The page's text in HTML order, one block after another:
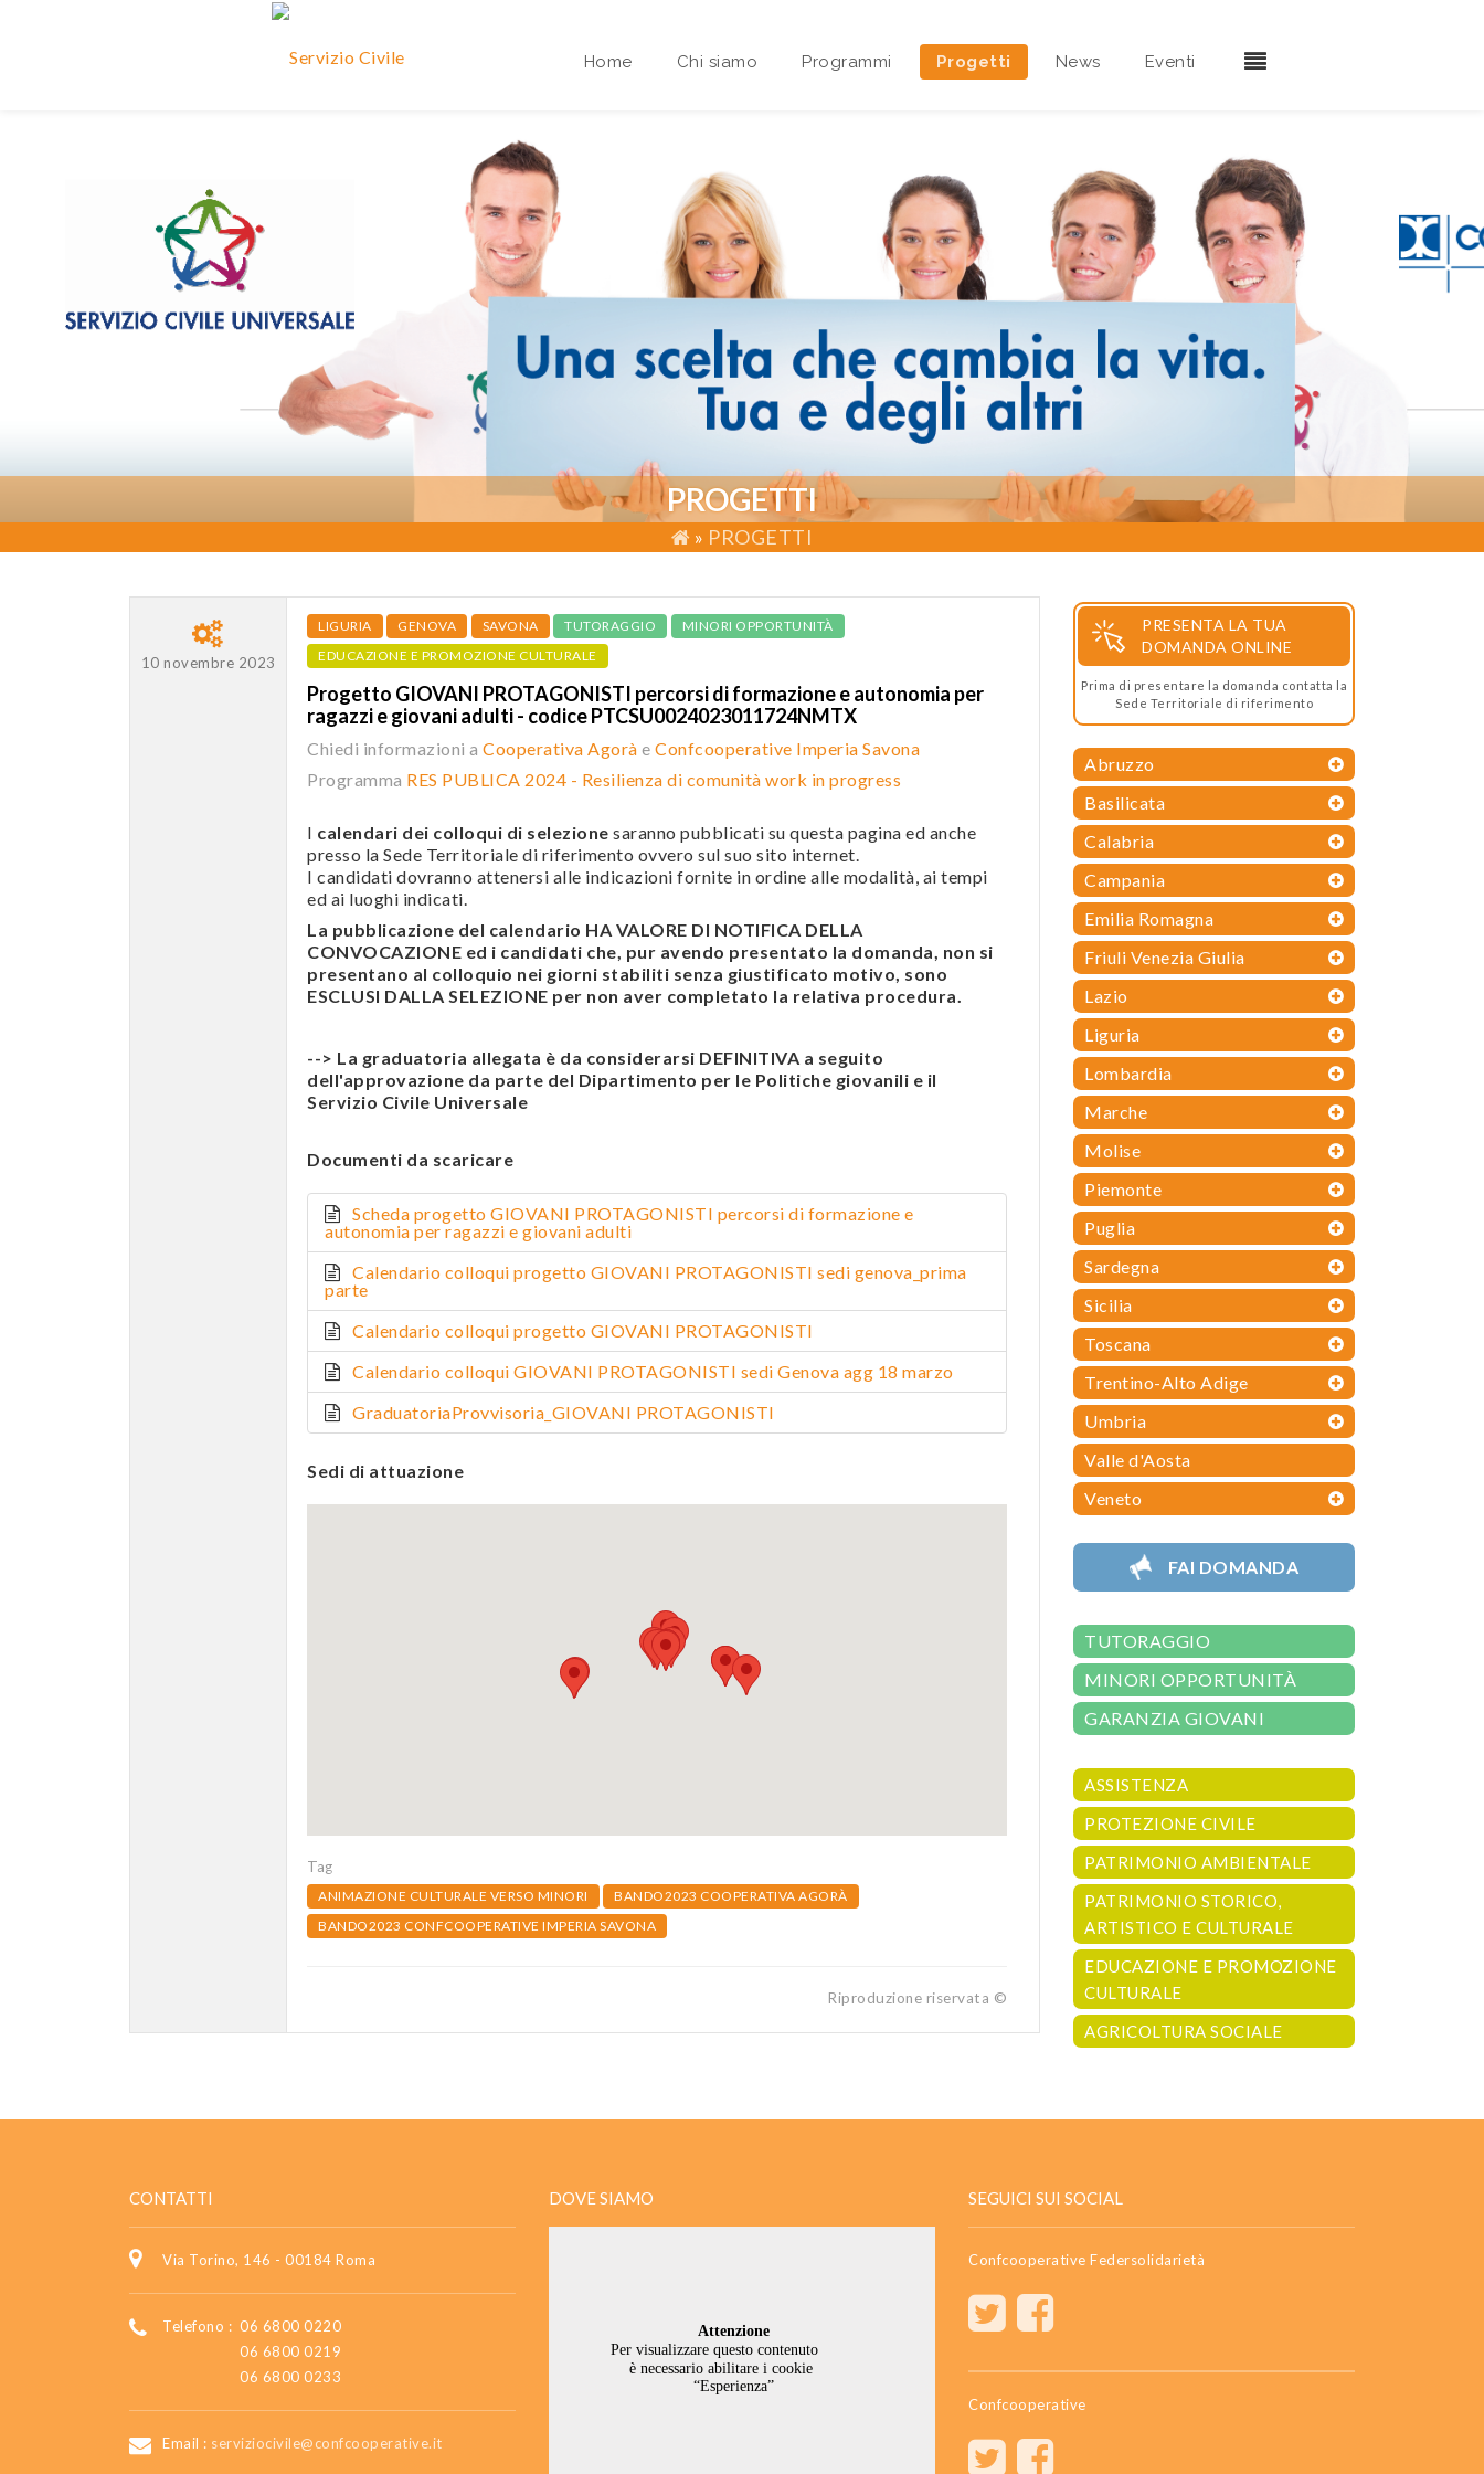
Home Chi siamo
Area riservata Sedi Territoriali
Programmi Progetti News Eventi
PROGETTI
» PROGETTI
10 novembre 2023
LIGURIA GENOVA SAVONA TUTORAGGIO
MINORI OPPORTUNITÀ
EDUCAZIONE E PROMOZIONE CULTURALE
Progetto GIOVANI PROTAGONISTI percorsi di formazione e autonomia per
ragazzi e giovani adulti - codice PTCSU0024023011724NMTX
Chiedi informazioni a Cooperativa Agorà e Confcooperative Imperia Savona
Programma RES PUBLICA 2024 - Resilienza di comunità work in progress
I calendari dei colloqui di selezione saranno pubblicati su questa pagina ed anche
presso la Sede Territoriale di riferimento ovvero sul suo sito internet.
I candidati dovranno attenersi alle indicazioni fornite in ordine alle modalità, ai tempi
ed ai luoghi indicati.
La pubblicazione del calendario HA VALORE DI NOTIFICA DELLA
CONVOCAZIONE ed i candidati che, pur avendo presentato la domanda, non si
presentano al colloquio nei giorni stabiliti senza giustificato motivo, sono
ESCLUSI DALLA SELEZIONE per non aver completato la relativa procedura.
--> La graduatoria allegata è da considerarsi DEFINITIVA a seguito
dell'approvazione da parte del Dipartimento per le Politiche giovanili e il
Servizio Civile Universale
Documenti da scaricare
Scheda progetto GIOVANI PROTAGONISTI percorsi di formazione e
autonomia per ragazzi e giovani adulti
Calendario colloqui progetto GIOVANI PROTAGONISTI sedi genova_prima
parte
Calendario colloqui progetto GIOVANI PROTAGONISTI
Calendario colloqui GIOVANI PROTAGONISTI sedi Genova agg 18 marzo
GraduatoriaProvvisoria_GIOVANI PROTAGONISTI
Sedi di attuazione
Tag
ANIMAZIONE CULTURALE VERSO MINORI
BANDO2023 COOPERATIVA AGORÀ
BANDO2023 CONFCOOPERATIVE IMPERIA SAVONA
Riproduzione riservata ©
PRESENTA LA TUA
DOMANDA ONLINE
Prima di presentare la domanda contatta la
Sede Territoriale di riferimento
Abruzzo
Basilicata
Calabria
Campania
Emilia Romagna
Friuli Venezia Giulia
Lazio
Liguria
Lombardia
Marche
Molise
Piemonte
Puglia
Sardegna
Sicilia
Toscana
Trentino-Alto Adige
Umbria
Valle d'Aosta
Veneto
FAI DOMANDA
TUTORAGGIO
MINORI OPPORTUNITÀ
GARANZIA GIOVANI
ASSISTENZA
PROTEZIONE CIVILE
PATRIMONIO AMBIENTALE
PATRIMONIO STORICO,
ARTISTICO E CULTURALE
EDUCAZIONE E PROMOZIONE
CULTURALE
AGRICOLTURA SOCIALE
CONTATTI
Via Torino, 146 - 00184 Roma
Telefono : 06 6800 0220
06 6800 0219
06 6800 0233
Email : serviziocivile@confcooperative.it
DOVE SIAMO SEGUICI SUI SOCIAL
Confcooperative Federsolidarietà
Confcooperative